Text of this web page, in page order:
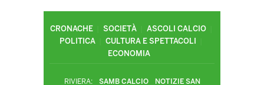
CRONACHE SOCIETÀ
ASCOLI CALCIO
POLITICA
CULTURA E SPETTACOLI
ECONOMIA
RIVIERA: SAMB CALCIO NOTIZIE SAN